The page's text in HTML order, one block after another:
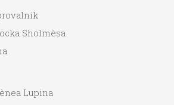
Sholmèsa
Lupina